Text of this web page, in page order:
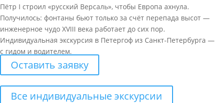
Пётр I строил «русский Версаль», чтобы Европа ахнула.
Получилось: фонтаны бьют только за счёт перепада высот —
инженерное чудо XVIII века работает до сих пор.
Индивидуальная экскурсия в Петергоф из Санкт-Петербурга —
с гидом и водителем.
Оставить заявку
Все индивидуальные экскурсии